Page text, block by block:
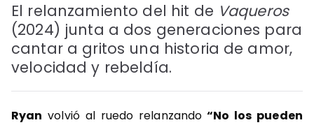
El relanzamiento del hit de Vaqueros
(2024) junta a dos generaciones para
cantar a gritos una historia de amor,
velocidad y rebeldía.
Ryan volvió al ruedo relanzando “No los pueden